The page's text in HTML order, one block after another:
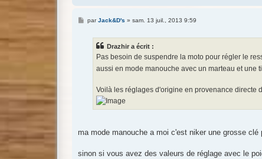
MparJack&D's » sam. 13 juil., 2013 9:59
Drazhir a écrit :
Pas besoin de suspendre la moto pour régler le
aussi en mode manouche avec un marteau et une
Voilà les réglages d'origine en provenance directe
ma mode manouche a moi c'est niker une grosse
sinon si vous avez des valeurs de réglage avec le